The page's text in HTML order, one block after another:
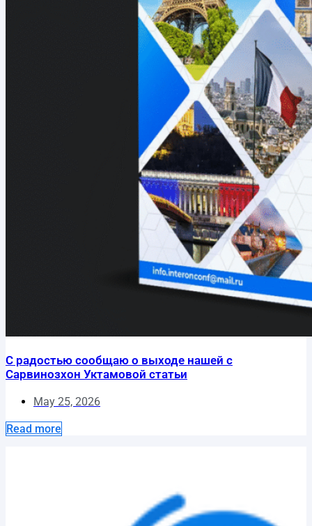
С радостью сообщаю о выходе нашей с
Сарвинозхон Уктамовой статьи
May 25, 2026
Read more